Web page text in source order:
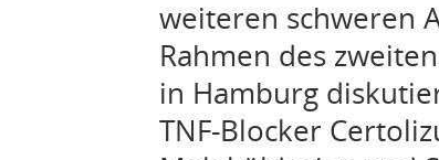
weiteren schweren
Rahmen des
in Hamburg
TNF-Blocker